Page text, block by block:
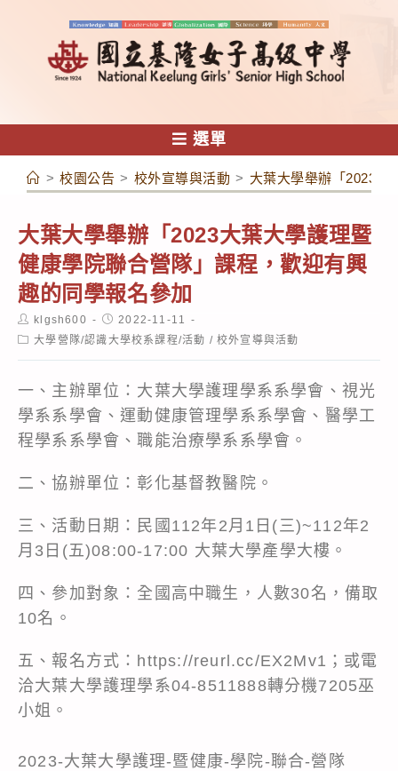
容
選單
> 校園公告 > 校外宣導與活動 > 大葉大學舉辦「2023大
大葉大學舉辦「2023大葉大學護理暨
健康學院聯合營隊」課程，歡迎有興
趣的同學報名參加
Post
author:
klgsh600
Post
published:
2022-11-11
Post大學營隊/認識大學校系課程/活動 / 校外宣導與活動
一、主辦單位：大葉大學護理學系系學會、視光
學系系學會、運動健康管理學系系學會、醫學工
程學系系學會、職能治療學系系學會。
二、協辦單位：彰化基督教醫院。
三、活動日期：民國112年2月1日(三)~112年2
月3日(五)08:00-17:00 大葉大學產學大樓。
四、參加對象：全國高中職生，人數30名，備取
10名。
五、報名方式： https://reurl.cc/EX2Mv1 ；或電
洽大葉大學護理學系04-8511888轉分機7205巫
小姐。
2023-大葉大學護理-暨健康-學院-聯合-營隊